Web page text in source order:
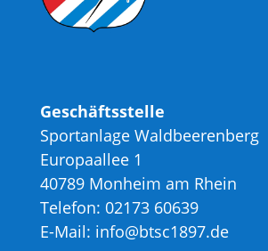
Geschäftsstelle
Sportanlage Waldbeerenberg
Europaallee 1
40789 Monheim am Rhein
Telefon: 02173 60639
E-Mail: info@btsc1897.de